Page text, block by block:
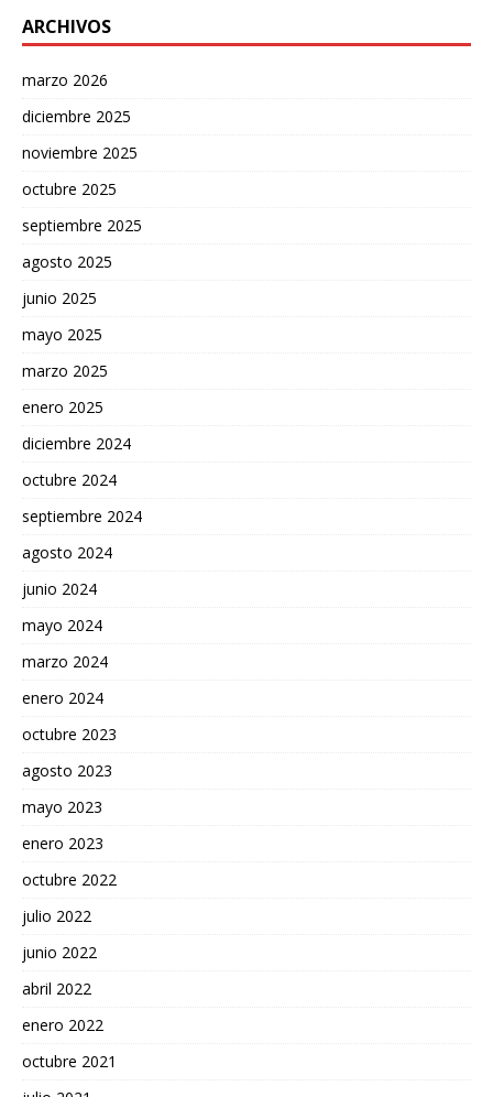
ARCHIVOS
marzo 2026
diciembre 2025
noviembre 2025
octubre 2025
septiembre 2025
agosto 2025
junio 2025
mayo 2025
marzo 2025
enero 2025
diciembre 2024
octubre 2024
septiembre 2024
agosto 2024
junio 2024
mayo 2024
marzo 2024
enero 2024
octubre 2023
agosto 2023
mayo 2023
enero 2023
octubre 2022
julio 2022
junio 2022
abril 2022
enero 2022
octubre 2021